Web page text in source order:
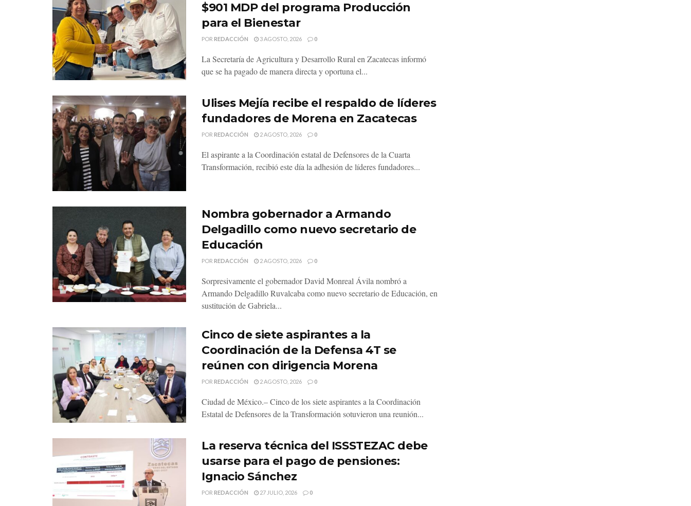
$901 MDP del programa Producción
para el Bienestar
POR REDACCIÓN 3 AGOSTO, 2026 0
La Secretaría de Agricultura y Desarrollo Rural en Zacatecas informó
que se ha pagado de manera directa y oportuna el...
Ulises Mejía recibe el respaldo de líderes
fundadores de Morena en Zacatecas
POR REDACCIÓN 2 AGOSTO, 2026 0
El aspirante a la Coordinación estatal de Defensores de la Cuarta
Transformación, recibió este día la adhesión de líderes fundadores...
Nombra gobernador a Armando
Delgadillo como nuevo secretario de
Educación
POR REDACCIÓN 2 AGOSTO, 2026 0
Sorpresivamente el gobernador David Monreal Ávila nombró a
Armando Delgadillo Ruvalcaba como nuevo secretario de Educación, en
sustitución de Gabriela...
Cinco de siete aspirantes a la
Coordinación de la Defensa 4T se
reúnen con dirigencia Morena
POR REDACCIÓN 2 AGOSTO, 2026 0
Ciudad de México.– Cinco de los siete aspirantes a la Coordinación
Estatal de Defensores de la Transformación sotuvieron una reunión...
La reserva técnica del ISSSTEZAC debe
usarse para el pago de pensiones:
Ignacio Sánchez
POR REDACCIÓN 27 JULIO, 2026 0